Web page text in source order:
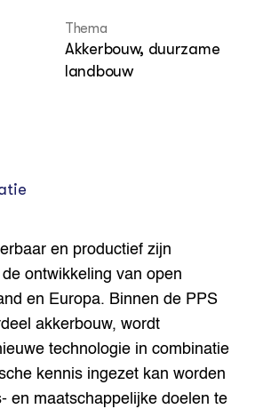
base
Thema
Akkerbouw, duurzame
landbouw
en productief zijn
ontwikkeling van open
en Europa. Binnen de PPS
akkerbouw, wordt
technologie in combinatie
kennis ingezet kan worden
en maatschappelijke doelen te